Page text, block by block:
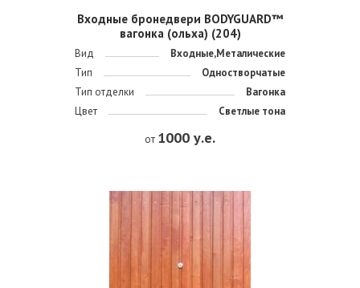
Входные бронедвери BODYGUARD™
вагонка (ольха) (204)
Вид
Входные,Металические
Тип
Одностворчатые
Тип отделки
Вагонка
Цвет
Светлые тона
от 1000 у.е.